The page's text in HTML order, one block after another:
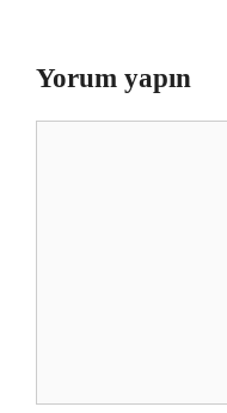
Yorum yapın